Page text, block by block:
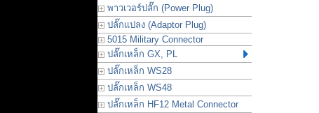
พาวเวอร์ปลั๊ก (Power Plug)
ปลั๊กแปลง (Adaptor Plug)
5015 Military Connector
ปลั๊กเหล็ก GX, PL
ปลั๊กเหล็ก WS28
ปลั๊กเหล็ก WS48
ปลั๊กเหล็ก HF12 Metal Connector